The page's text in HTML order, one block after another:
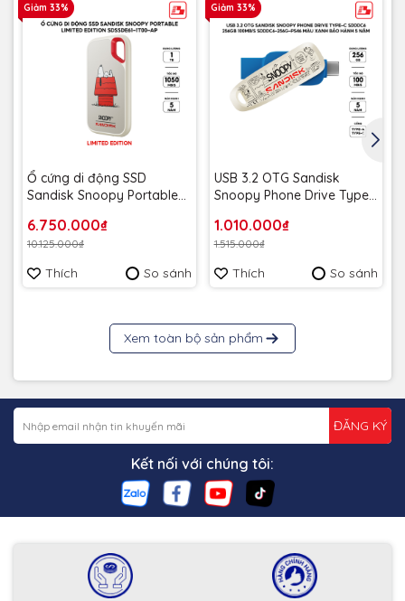
Giảm 33%
Ổ cứng di động SSD
Sandisk Snoopy Portable
1050MB/s SDSSDE61-1T00-
AP - Bảo hành 5 năm
6.750.000₫
10.125.000₫
Thích So sánh
Giảm 33%
USB 3.2 OTG Sandisk
Snoopy Phone Drive Type-
SDDDC6-256G-PS46 Màu
Xanh - Bảo hành 5 năm
1.010.000₫
1.515.000₫
Thích So sánh
Xem toàn bộ sản phẩm
ĐĂNG KÝ
Kết nối với chúng tôi: